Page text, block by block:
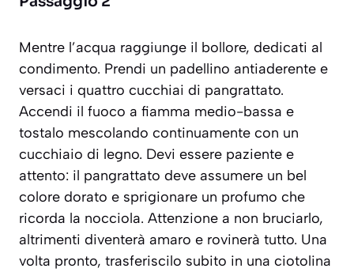
Mentre l’acqua raggiunge il bollore, dedicati al
condimento. Prendi un padellino antiaderente e
versaci i quattro cucchiai di pangrattato.
Accendi il fuoco a fiamma medio-bassa e
tostalo mescolando continuamente con un
cucchiaio di legno. Devi essere paziente e
attento: il pangrattato deve assumere un bel
colore dorato e sprigionare un profumo che
ricorda la nocciola. Attenzione a non bruciarlo,
altrimenti diventerà amaro e rovinerà tutto. Una
volta pronto, trasferiscilo subito in una ciotolina